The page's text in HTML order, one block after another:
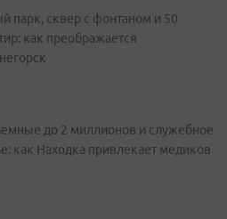
парк, сквер с фонтаном и 50
как преображается
до 2 миллионов и служебное
как Находка привлекает медиков